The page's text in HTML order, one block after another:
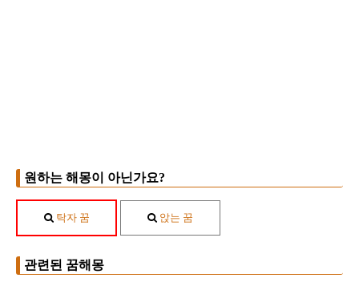
원하는 해몽이 아닌가요?
탁자 꿈 앉는 꿈
관련된 꿈해몽